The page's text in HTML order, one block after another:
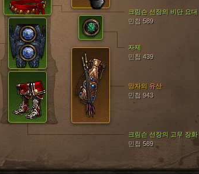
크림슨 선장의 고무 장화
민첩 589
망자의 유산
민첩 943
크림슨 선장의 비단 요대
민첩 589
자제
민첩 439